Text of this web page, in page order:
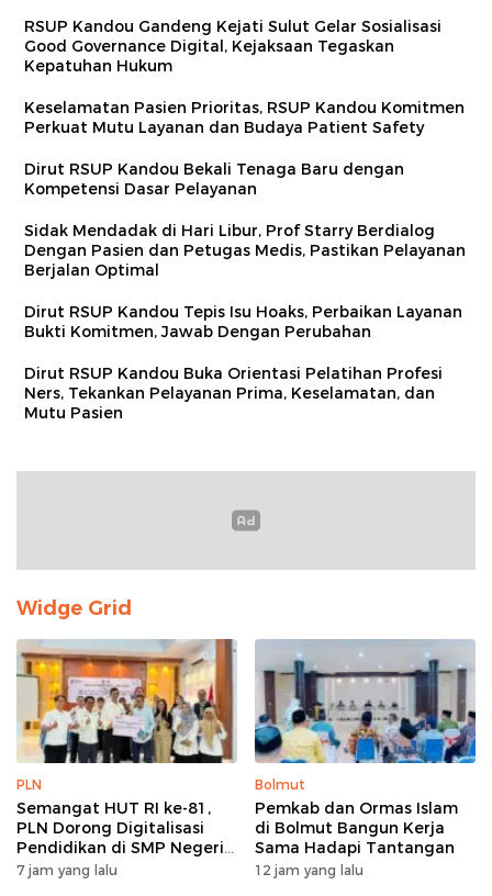
RSUP Kandou Gandeng Kejati Sulut Gelar Sosialisasi
Good Governance Digital, Kejaksaan Tegaskan
Kepatuhan Hukum
Keselamatan Pasien Prioritas, RSUP Kandou Komitmen
Perkuat Mutu Layanan dan Budaya Patient Safety
Dirut RSUP Kandou Bekali Tenaga Baru dengan
Kompetensi Dasar Pelayanan
Sidak Mendadak di Hari Libur, Prof Starry Berdialog
Dengan Pasien dan Petugas Medis, Pastikan Pelayanan
Berjalan Optimal
Dirut RSUP Kandou Tepis Isu Hoaks, Perbaikan Layanan
Bukti Komitmen, Jawab Dengan Perubahan
Dirut RSUP Kandou Buka Orientasi Pelatihan Profesi
Ners, Tekankan Pelayanan Prima, Keselamatan, dan
Mutu Pasien
Widge Grid
PLN
Semangat HUT RI ke-81,
PLN Dorong Digitalisasi
Pendidikan di SMP Negeri
1 Palu Lewat Program TJSL
7 jam yang lalu
Bolmut
Pemkab dan Ormas Islam
di Bolmut Bangun Kerja
Sama Hadapi Tantangan
12 jam yang lalu